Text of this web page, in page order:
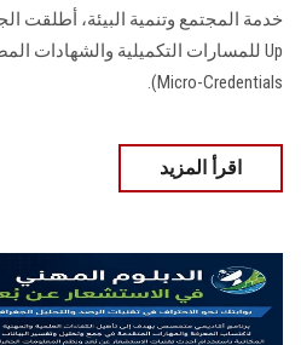
Micro-Credentials).
اقرأ المزيد